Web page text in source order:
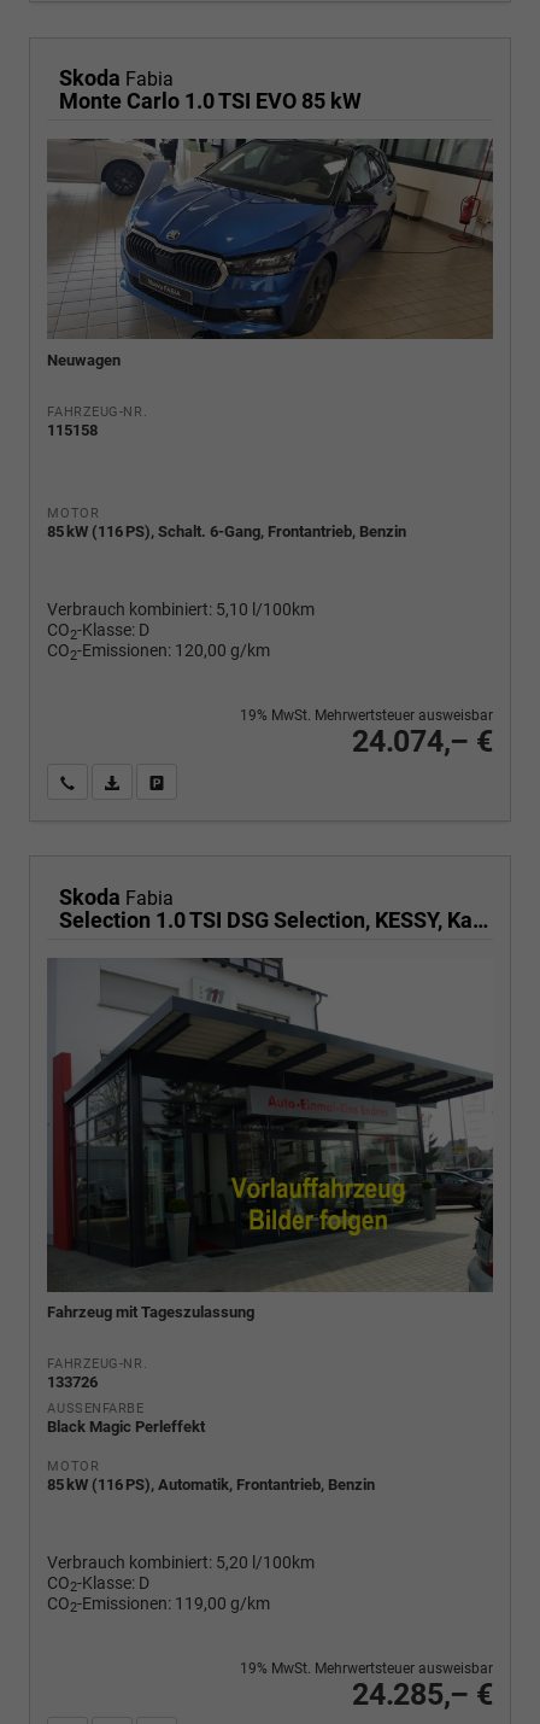
Skoda Fabia
Monte Carlo 1.0 TSI EVO 85 kW
Neuwagen
FAHRZEUG-NR.
115158
MOTOR
85 kW (116 PS), Schalt. 6-Gang, Frontantrieb, Benzin
Verbrauch kombiniert: 5,10 l/100km
CO2-Klasse: D
CO2-Emissionen: 120,00 g/km
24.074,– €
19% MwSt. Mehrwertsteuer ausweisbar
Wir rufen Sie anPDF-Fahrzeugexposé drucken
Skoda Fabia
Selection 1.0 TSI DSG Selection, KESSY, Kamera, 15-Zoll schwarz, Winter, Ladeboden
Fahrzeug mit Tageszulassung
FAHRZEUG-NR.
133726
AUSSENFARBE
Black Magic Perleffekt
MOTOR
85 kW (116 PS), Automatik, Frontantrieb, Benzin
Verbrauch kombiniert: 5,20 l/100km
CO2-Klasse: D
CO2-Emissionen: 119,00 g/km
24.285,– €
19% MwSt. Mehrwertsteuer ausweisbar